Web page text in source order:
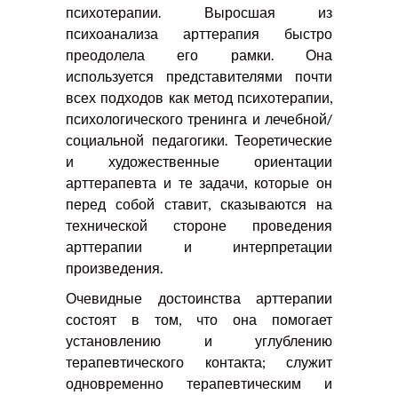
психотерапии. Выросшая из
психоанализа арттерапия быстро
преодолела его рамки. Она
используется представителями почти
всех подходов как метод психотерапии,
психологического тренинга и лечебной/
социальной педагогики. Теоретические
и художественные ориентации
арттерапевта и те задачи, которые он
перед собой ставит, сказываются на
технической стороне проведения
арттерапии и интерпретации
произведения.
Очевидные достоинства арттерапии
состоят в том, что она помогает
установлению и углублению
терапевтического контакта; служит
одновременно терапевтическим и